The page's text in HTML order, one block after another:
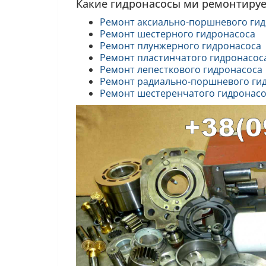
Какие гидронасосы ми
Ремонт аксиально-поршневого
Ремонт шестерного гидронасоса
Ремонт плунжерного гидронасоса
Ремонт пластинчатого
Ремонт лепесткового гидронасоса
Ремонт радиально-поршневого
Ремонт шестеренчатого